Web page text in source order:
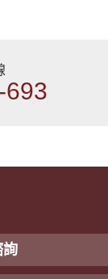
693
詢